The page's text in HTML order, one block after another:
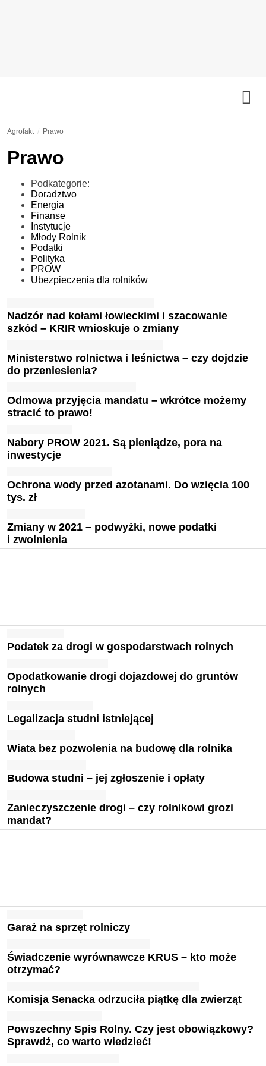
Agrofakt Prawo
Prawo
Podkategorie:
Doradztwo
Energia
Finanse
Instytucje
Młody Rolnik
Podatki
Polityka
PROW
Ubezpieczenia dla rolników
Nadzór nad kołami łowieckimi i szacowanie
szkód – KRIR wnioskuje o zmiany
Ministerstwo rolnictwa i leśnictwa – czy dojdzie
do przeniesienia?
Odmowa przyjęcia mandatu – wkrótce możemy
stracić to prawo!
Nabory PROW 2021. Są pieniądze, pora na
inwestycje
Ochrona wody przed azotanami. Do wzięcia 100
tys. zł
Zmiany w 2021 – podwyżki, nowe podatki
i zwolnienia
Podatek za drogi w gospodarstwach rolnych
Opodatkowanie drogi dojazdowej do gruntów
rolnych
Legalizacja studni istniejącej
Wiata bez pozwolenia na budowę dla rolnika
Budowa studni – jej zgłoszenie i opłaty
Zanieczyszczenie drogi – czy rolnikowi grozi
mandat?
Garaż na sprzęt rolniczy
Świadczenie wyrównawcze KRUS – kto może
otrzymać?
Komisja Senacka odrzuciła piątkę dla zwierząt
Powszechny Spis Rolny. Czy jest obowiązkowy?
Sprawdź, co warto wiedzieć!